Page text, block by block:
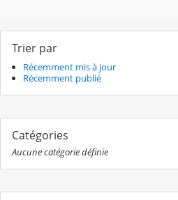
Trier par
Récemment mis à jour
Récemment publié
Catégories
Aucune catégorie définie